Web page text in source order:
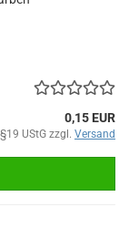
0,15 EUR
UStG zzgl. Versand